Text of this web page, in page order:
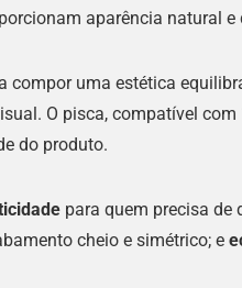
aparência natural
compor uma estética
O pisca, compatível
do produto.
para quem precisa de
cheio e simétrico; e